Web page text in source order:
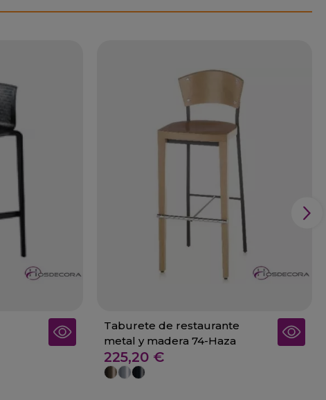
Taburete de restaurante
metal y madera 74-Haza
225,20 €